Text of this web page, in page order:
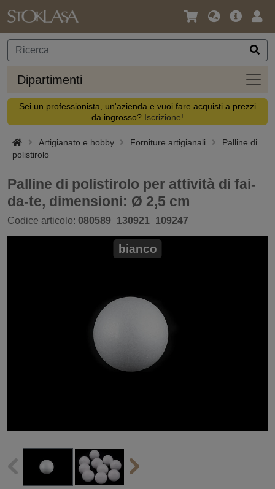
Lingua
Valuta
Offerta
Dipartimenti
Sei un professionista, un'azienda e vuoi fare acquisti a prezzi
da ingrosso? Iscrizione!
Artigianato e hobby Forniture artigianali
Palline di
polistirolo
Palline di polistirolo per attività di fai-
da-te, dimensioni: Ø 2,5 cm
Codice articolo: 080589_130921_109247
bianco